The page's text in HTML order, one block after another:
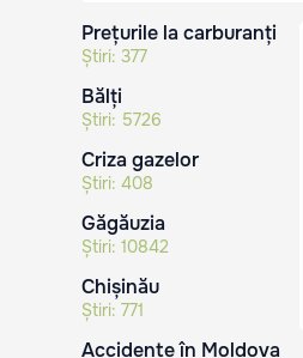
Prețurile la carburanți
Știri: 377
Bălți
Știri: 5726
Criza gazelor
Știri: 408
Găgăuzia
Știri: 10842
Chișinău
Știri: 771
Accidente în Moldova